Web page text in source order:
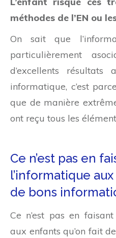
méthodes de l’EN ou
On sait que
particulièrement
d’excellents
informatique, c’est
que de manière
ont reçu tous les
Ce n’est pas en
l’informatique
de bons
Ce n’est pas en
aux enfants qu’on fait